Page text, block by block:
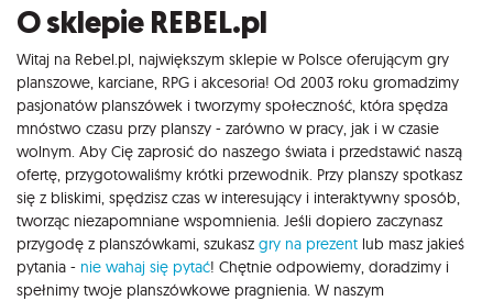
O sklepie REBEL.pl
Witaj na Rebel.pl, największym sklepie w Polsce oferującym gry
planszowe, karciane, RPG i akcesoria! Od 2003 roku gromadzimy
pasjonatów planszówek i tworzymy społeczność, która spędza
mnóstwo czasu przy planszy - zarówno w pracy, jak i w czasie
wolnym. Aby Cię zaprosić do naszego świata i przedstawić naszą
ofertę, przygotowaliśmy krótki przewodnik. Przy planszy spotkasz
się z bliskimi, spędzisz czas w interesujący i interaktywny sposób,
tworząc niezapomniane wspomnienia. Jeśli dopiero zaczynasz
przygodę z planszówkami, szukasz gry na prezent lub masz jakieś
pytania - nie wahaj się pytać! Chętnie odpowiemy, doradzimy i
spełnimy twoje planszówkowe pragnienia. W naszym